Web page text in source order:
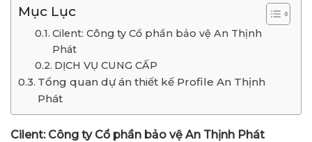
Mục Lục
Cilent: Công ty Cổ phần bảo vệ An Thịnh
Phát
DỊCH VỤ CUNG CẤP
Tổng quan dự án thiết kế Profile An Thịnh
Phát
Cilent: Công ty Cổ phần bảo vệ An Thịnh Phát